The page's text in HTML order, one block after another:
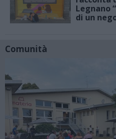
Legnano
di un
Comunità